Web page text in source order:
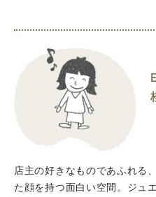
店主の好きなものであふれる
た顔を持つ面白い空間。ジュ